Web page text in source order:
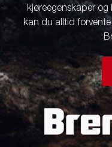
kjøreegenskaper og
kan du alltid